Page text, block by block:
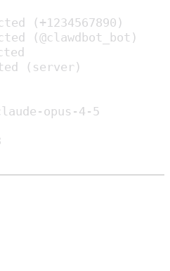
(+1234567890)
(@clawdbot_bot)
(server)
opus-4-5